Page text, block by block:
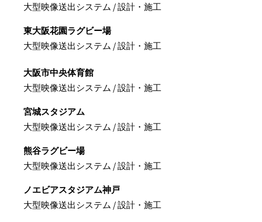
大型映像送出システム / 設計・施工
東大阪花園ラグビー場
大型映像送出システム / 設計・施工
大阪市中央体育館
大型映像送出システム / 設計・施工
宮城スタジアム
大型映像送出システム / 設計・施工
熊谷ラグビー場
大型映像送出システム / 設計・施工
ノエビアスタジアム神戸
大型映像送出システム / 設計・施工